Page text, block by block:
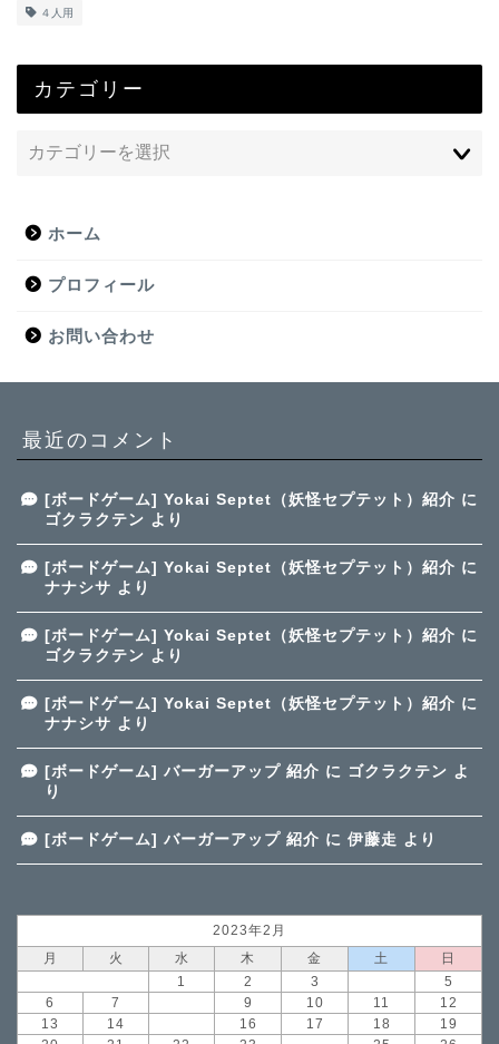
４人用
カテゴリー
ホーム
プロフィール
お問い合わせ
最近のコメント
[ボードゲーム] Yokai Septet（妖怪セプテット）紹介 に
ゴクラクテン より
[ボードゲーム] Yokai Septet（妖怪セプテット）紹介 に
ナナシサ より
[ボードゲーム] Yokai Septet（妖怪セプテット）紹介 に
ゴクラクテン より
[ボードゲーム] Yokai Septet（妖怪セプテット）紹介 に
ナナシサ より
[ボードゲーム] バーガーアップ 紹介 に ゴクラクテン よ
り
[ボードゲーム] バーガーアップ 紹介 に 伊藤走 より
2023年2月
月
火 水 木 金 土
日
1
2 3
5
6
7 9 10 11
12
13
14 16 17 18
19